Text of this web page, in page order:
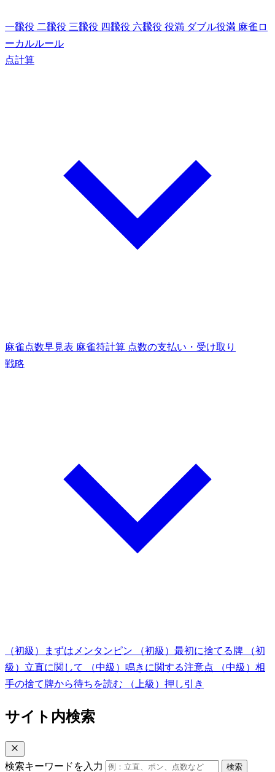
一飜役 二飜役 三飜役 四飜役 六飜役 役満 ダブル役満 麻雀ロ
ーカルルール
点計算
麻雀点数早見表 麻雀符計算 点数の支払い・受け取り
戦略
（初級）まずはメンタンピン （初級）最初に捨てる牌
（初
級）立直に関して
（中級）鳴きに関する注意点
（中級）相
手の捨て牌から待ちを読む
（上級）押し引き
サイト内検索
検索キーワードを入力 検索